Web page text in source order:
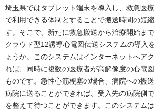
埼玉県ではタブレット端末を導入し、救急医
で利用できる体制とすることで搬送時間の短
す。そこで、新たに救急搬送から治療開始ま
クラウド型12誘導心電図伝送システムの導入
ょうか。このシステムはインターネットへア
れば、同時に複数の医療者が高解像度の心電
ものです。急性心筋梗塞の場合、病院への搬
病院に送ることができれば、受入先の病院側
を整えて待つことができます。このシステム